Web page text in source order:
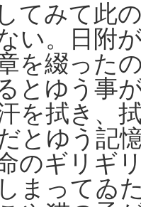
てみて此
い。日附
を綴った
とゆう事
を拭き、
とゆう記
のギリギ
まってゐ